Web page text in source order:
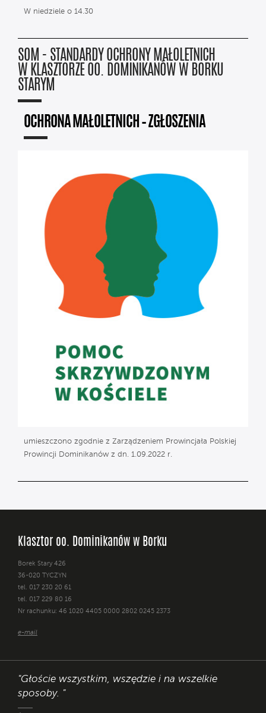
W niedziele o 14.30
SOM - STANDARDY OCHRONY MAŁOLETNICH
W KLASZTORZE OO. DOMINIKANÓW W BORKU
STARYM
OCHRONA MAŁOLETNICH – ZGŁOSZENIA
umieszczono zgodnie z Zarządzeniem Prowincjała Polskiej
Prowincji Dominikanów z dn. 1.09.2022 r.
Klasztor oo. Dominikanów w Borku
Borek Stary 426
36-020 TYCZYN
tel. 017 230 20 61
tel. 017 229 80 16
Nr rachunku: 46 1020 4405 0000 2802 0245 2373
e-mail
"Głoście wszystkim, wszędzie i na wszelkie
sposoby. "